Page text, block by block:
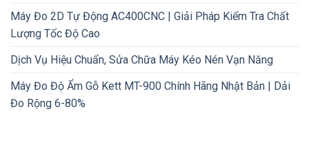
Máy Đo 2D Tự Động AC400CNC | Giải Pháp Kiểm Tra Chất
Lượng Tốc Độ Cao
Dịch Vụ Hiệu Chuẩn, Sửa Chữa Máy Kéo Nén Vạn Năng
Máy Đo Độ Ẩm Gỗ Kett MT-900 Chính Hãng Nhật Bản | Dải
Đo Rộng 6-80%